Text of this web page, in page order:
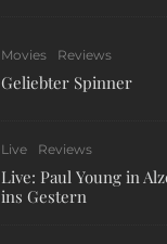
Movies Reviews
Geliebter Spinner
Live Reviews
Live: Paul Young in
ins Gestern